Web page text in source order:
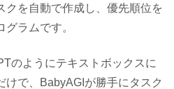
クを自動で作成し、優先順位を
ラムです。
のようにテキストボックスに
けで、BabyAGIが勝手にタスク